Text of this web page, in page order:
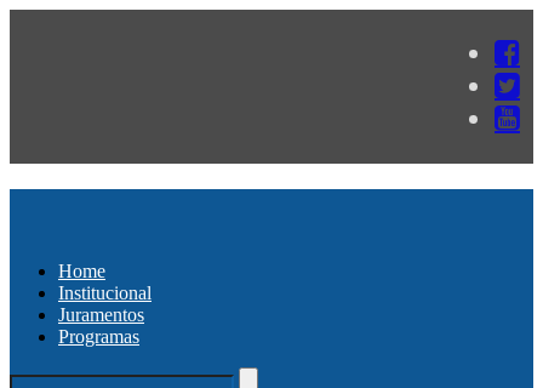
Home
Institucional
Juramentos
Programas